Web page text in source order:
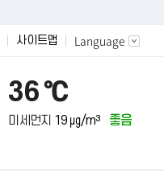
사이트맵 Language
36 ℃
미세먼지 19 ㎍/m³ 좋음